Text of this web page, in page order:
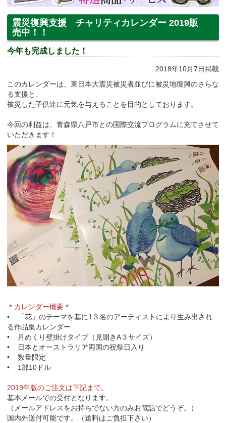
震災復興支援 チャリティカレンダー 2019販
売中！！
今年も完成しました！
2018年10月7日掲載
このカレンダーは、東日本大震災被災者並びに被災地復興のさらな
る支援と、
被災した子供達に元気を与えることを目的としております。
今回の利益は、青森県八戸市との国際交流プログラムに充てさせて
いただきます！
＊カレンダー概要＊
• 「花」のテーマを基に1３名のアーティストにより生み出され
る作品集カレンダー
• 月めくり壁掛けタイプ（見開きA３サイズ）
• 日本とオーストラリア両国の祝祭日入り
• 数量限定
• 1部10ドル
2019年版のご注文は下記まで。
基本メールでの受付となります。
（メールアドレスをお持ちでない方のみお電話でどうぞ。）
国内外送付可能です。（送料はご負担下さい）